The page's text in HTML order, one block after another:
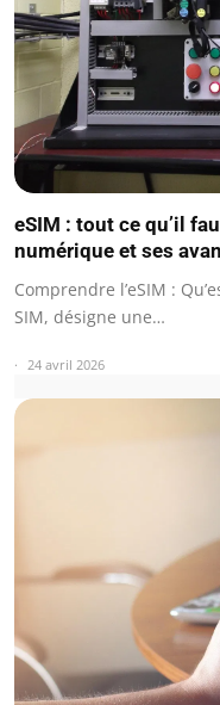
eSIM : tout ce qu’il
numérique et ses
Comprendre l’eSIM :
SIM, désigne une…
24 avril 2026